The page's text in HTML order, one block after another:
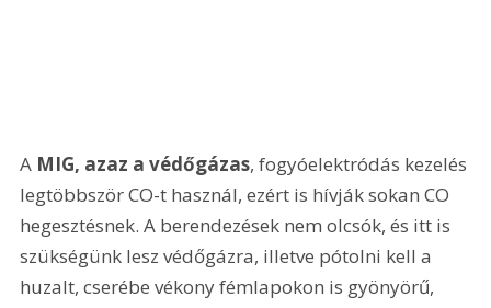
A MIG, azaz a védőgázas, fogyóelektródás kezelés
legtöbbször CO-t használ, ezért is hívják sokan CO
hegesztésnek. A berendezések nem olcsók, és itt is
szükségünk lesz védőgázra, illetve pótolni kell a
huzalt, cserébe vékony fémlapokon is gyönyörű,